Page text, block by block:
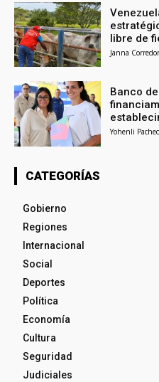
libre de
Janna
Banco
Yohenli
CATEGORÍAS
Gobierno
Regiones
Internacional
Social
Deportes
Política
Economía
Cultura
Seguridad
Judiciales